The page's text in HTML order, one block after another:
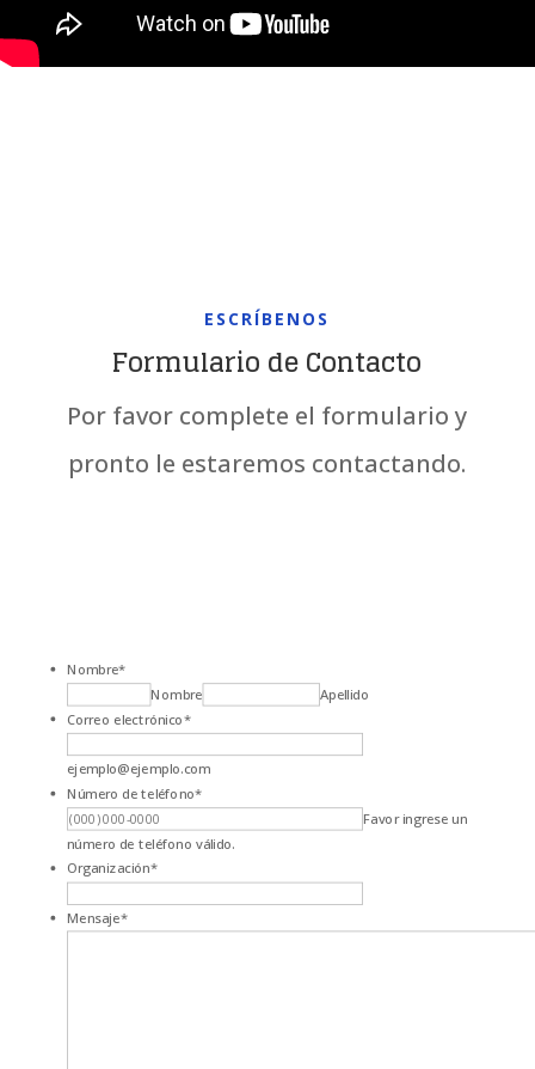
ESCRÍBENOS
Formulario de Contacto
Por favor complete el formulario y
pronto le estaremos contactando.
Nombre*
Nombre Apellido
Correo electrónico*
ejemplo@ejemplo.com
Número de teléfono*
Favor ingrese un
número de teléfono válido.
Organización*
Mensaje*